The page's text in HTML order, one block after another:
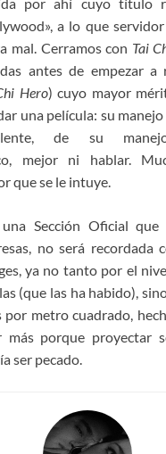
a lo que
mal. Cerramos con Tai
antes de empezar a
Hero) cuyo mayor
una película: su
de su
mejor ni hablar.
que se le intuye.
Sección Oficial
no será recordada
ya no tanto por el
(que las ha habido),
por metro cuadrado,
más porque proyectar
ser pecado.